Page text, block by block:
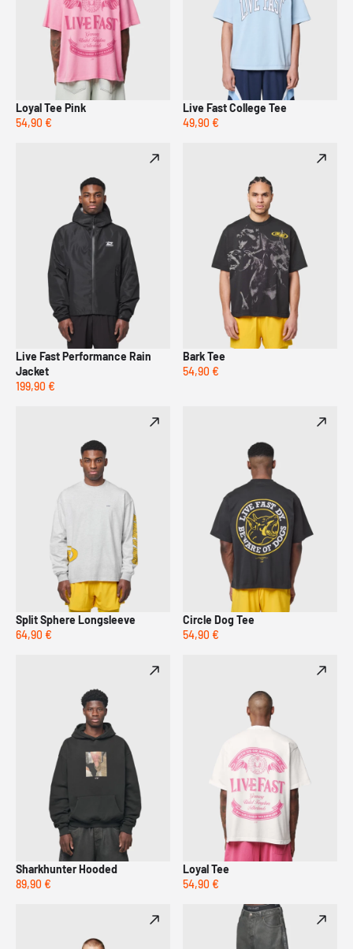
Loyal Tee Pink
54,90 €
Live Fast College Tee
49,90 €
Live Fast Performance Rain
Jacket
199,90 €
Bark Tee
54,90 €
Split Sphere Longsleeve
64,90 €
Circle Dog Tee
54,90 €
Sharkhunter Hooded
89,90 €
Loyal Tee
54,90 €